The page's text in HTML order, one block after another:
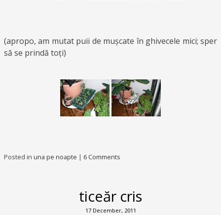
(apropo, am mutat puii de mușcate în ghivecele mici; sper
să se prindă toți)
Posted in una pe noapte | 6 Comments
ticeăr cris
17 December, 2011